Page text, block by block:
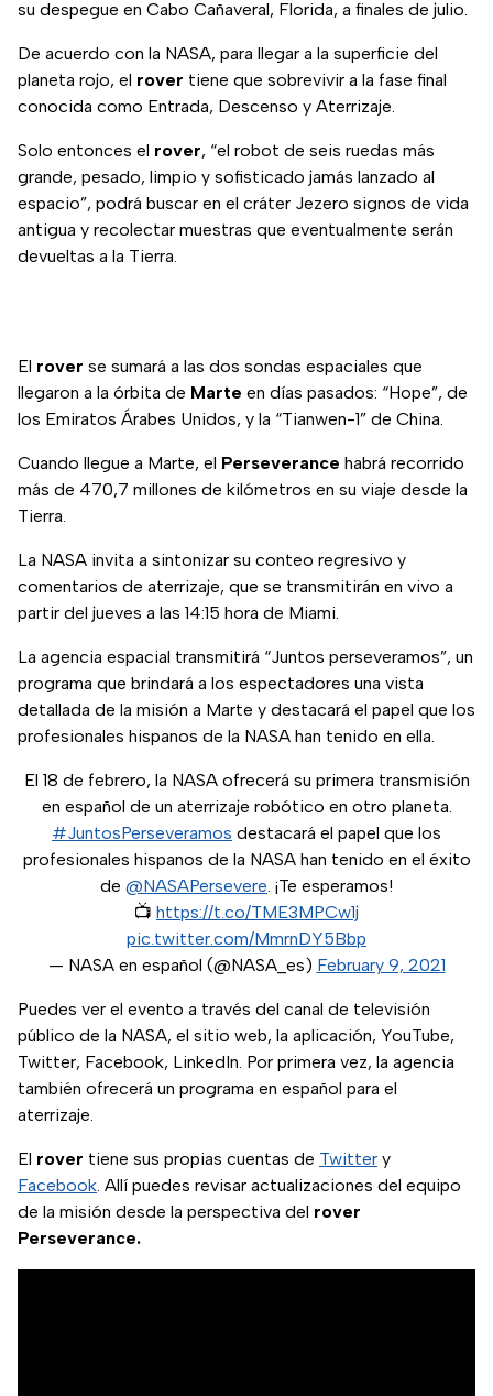
su despegue en Cabo Cañaveral, Florida, a finales de julio.
De acuerdo con la NASA, para llegar a la superficie del
planeta rojo, el rover tiene que sobrevivir a la fase final
conocida como Entrada, Descenso y Aterrizaje.
Solo entonces el rover, “el robot de seis ruedas más
grande, pesado, limpio y sofisticado jamás lanzado al
espacio”, podrá buscar en el cráter Jezero signos de vida
antigua y recolectar muestras que eventualmente serán
devueltas a la Tierra.
El rover se sumará a las dos sondas espaciales que
llegaron a la órbita de Marte en días pasados: “Hope”, de
los Emiratos Árabes Unidos, y la “Tianwen-1” de China.
Cuando llegue a Marte, el Perseverance habrá recorrido
más de 470,7 millones de kilómetros en su viaje desde la
Tierra.
La NASA invita a sintonizar su conteo regresivo y
comentarios de aterrizaje, que se transmitirán en vivo a
partir del jueves a las 14:15 hora de Miami.
La agencia espacial transmitirá “Juntos perseveramos”, un
programa que brindará a los espectadores una vista
detallada de la misión a Marte y destacará el papel que los
profesionales hispanos de la NASA han tenido en ella.
El 18 de febrero, la NASA ofrecerá su primera transmisión
en español de un aterrizaje robótico en otro planeta.
#JuntosPerseveramos destacará el papel que los
profesionales hispanos de la NASA han tenido en el éxito
de @NASAPersevere. ¡Te esperamos!
📺 https://t.co/TME3MPCw1j
pic.twitter.com/MmrnDY5Bbp
— NASA en español (@NASA_es) February 9, 2021
Puedes ver el evento a través del canal de televisión
público de la NASA, el sitio web, la aplicación, YouTube,
Twitter, Facebook, LinkedIn. Por primera vez, la agencia
también ofrecerá un programa en español para el
aterrizaje.
El rover tiene sus propias cuentas de Twitter y
Facebook. Allí puedes revisar actualizaciones del equipo
de la misión desde la perspectiva del rover
Perseverance.